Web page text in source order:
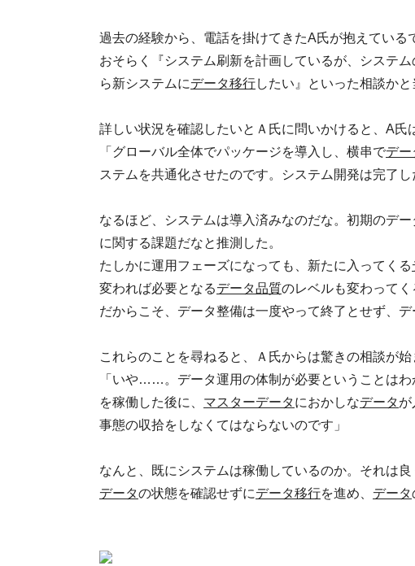
過去の経験から、電話を掛けてきたA氏が抱えている
おそらく『システム刷新を計画しているが、システム
ら新システムにデータ移行したい』といった相談かと
詳しい状況を確認したいとＡ氏に問いかけると、A氏
「グローバル全体でパッケージを導入し、横串でデー
ステムを共通化させたのです。システム開発は完了
なるほど、システムは導入済みなのだな。初期のデ
に関する課題だなと推測した。
たしかに運用フェーズになっても、新たに入ってくる
変われば必要となるデータ品質のレベルも変わってく
だからこそ、データ整備は一度やって終了とせず、
これらのことを尋ねると、Ａ氏からは驚きの相談が始
「いや……。データ運用の体制が必要ということは
を稼働した後に、 マスターデータにおかしなデータが
事態の収拾をしなくてはならないのです」
なんと、既にシステムは稼働しているのか。それは良
データの状態を確認せずにデータ移行を進め、 データ